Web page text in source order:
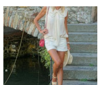
El
precio
original
era:
700,00€.
El
precio
actual
es:
150,00€.